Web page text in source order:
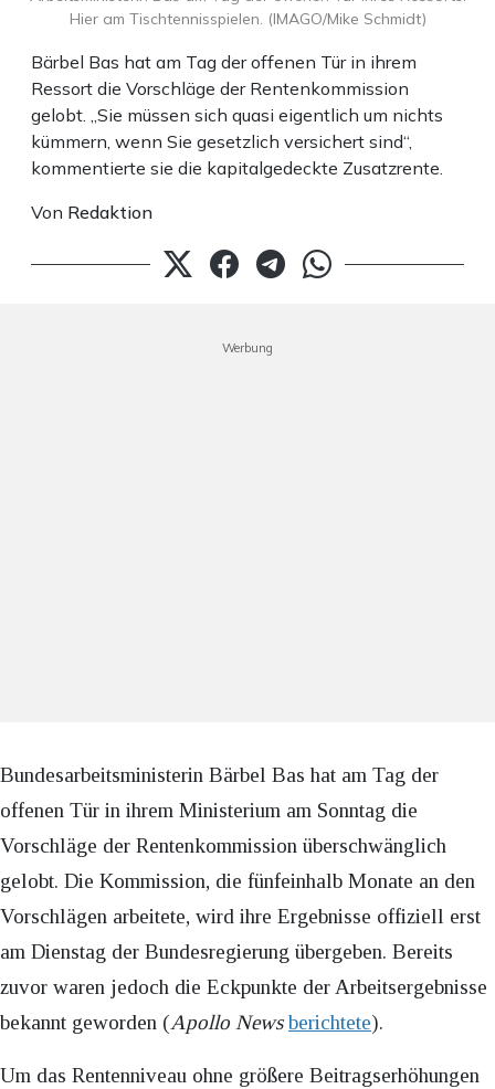
Bärbel Bas hat am Tag der offenen Tür in ihrem
Ressort die Vorschläge der Rentenkommission
gelobt. „Sie müssen sich quasi eigentlich um nichts
kümmern, wenn Sie gesetzlich versichert sind“,
kommentierte sie die kapitalgedeckte Zusatzrente.
Von Redaktion
Hier am Tischtennisspielen. (IMAGO/Mike Schmidt)
Werbung
Bundesarbeitsministerin Bärbel Bas hat am Tag der
offenen Tür in ihrem Ministerium am Sonntag die
Vorschläge der Rentenkommission überschwänglich
gelobt. Die Kommission, die fünfeinhalb Monate an den
Vorschlägen arbeitete, wird ihre Ergebnisse offiziell erst
am Dienstag der Bundesregierung übergeben. Bereits
zuvor waren jedoch die Eckpunkte der Arbeitsergebnisse
bekannt geworden (Apollo News berichtete).
Um das Rentenniveau ohne größere Beitragserhöhungen